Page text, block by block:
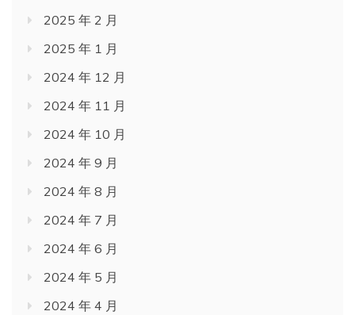
2025 年 2 月
2025 年 1 月
2024 年 12 月
2024 年 11 月
2024 年 10 月
2024 年 9 月
2024 年 8 月
2024 年 7 月
2024 年 6 月
2024 年 5 月
2024 年 4 月